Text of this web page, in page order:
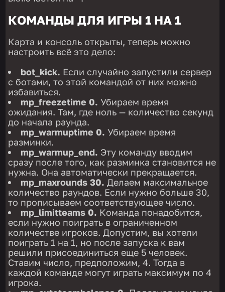
КОМАНДЫ ДЛЯ ИГРЫ 1 НА 1
Карта и консоль открыты, теперь можно
настроить всё это дело:
bot_kick. Если случайно запустили сервер
с ботами, то этой командой от них можно
избавиться.
mp_freezetime 0. Убираем время
ожидания. Там, где ноль — количество секунд
до начала раунда.
mp_warmuptime 0. Убираем время
разминки.
mp_warmup_end. Эту команду вводим
сразу после того, как разминка становится не
нужна. Она автоматически прекращается.
mp_maxrounds 30. Делаем максимальное
количество раундов. Если нужно больше 30,
то прописываем соответствующее число.
mp_limitteams 0. Команда понадобится,
если нужно поиграть в ограниченном
количестве игроков. Допустим, вы хотели
поиграть 1 на 1, но после запуска к вам
решили присоединиться еще 5 человек.
Ставим число, предположим, 4. Тогда в
каждой команде могут играть максимум по 4
игрока.